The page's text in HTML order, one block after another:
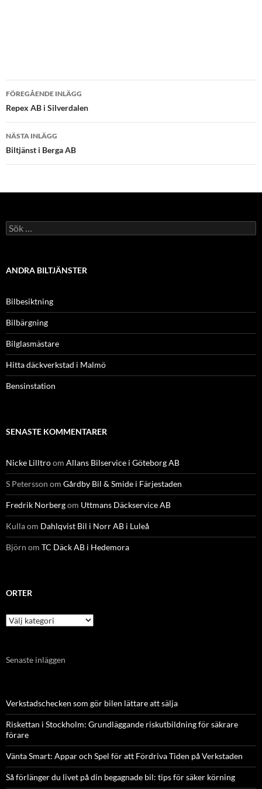
Inläggsnavigering
FÖREGÅENDE INLÄGG
Repex AB i Silverdalen
NÄSTA INLÄGG
Biltjänst i Berga AB
Sök
efter:
ANDRA BILTJÄNSTER
Bilbesiktning
Bilbärgning
Bilglasmästare
Hitta däckverkstad i Malmö
Bensinstation
SENASTE KOMMENTARER
Nicke Lilltroom Allans Bilservice i Göteborg AB
S Petersson om Gårdby Bil & Smide i Färjestaden
Fredrik Norbergom Uttmans Däckservice AB
Kullaom Dahlqvist Bil i Norr AB i Luleå
Björn om TC Däck AB i Hedemora
ORTER
Orter
Senaste inläggen
Verkstadschecken som gör bilen lättare att sälja
Riskettan i Stockholm: Grundläggande riskutbildning för säkrare
förare
Vänta Smart: Appar och Spel för att Fördriva Tiden på Verkstaden
Så förlänger du livet på din begagnade bil: tips för säker körning